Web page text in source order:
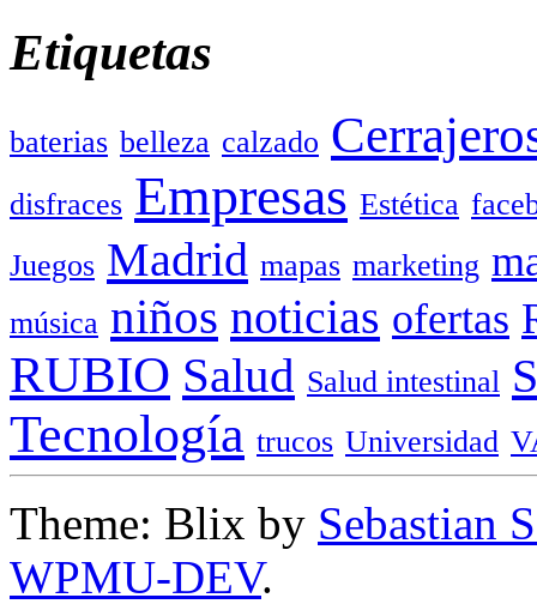
Etiquetas
baterias belleza calzado
disfraces Empresas Estética
Juegos Madrid mapas marketing
música niños noticias ofertas
RUBIO Salud Salud intestinal
Tecnología trucos Universidad
Theme: Blix by Sebastian
WPMU-DEV.